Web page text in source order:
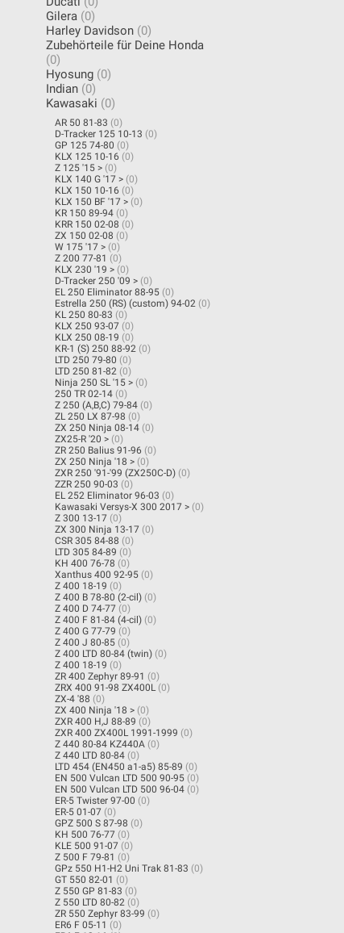
Gilera (0)
Harley Davidson (0)
Zubehörteile für Deine Honda
(0)
Hyosung (0)
Indian (0)
Kawasaki (0)
AR 50 81-83 (0)
D-Tracker 125 10-13 (0)
GP 125 74-80 (0)
KLX 125 10-16 (0)
Z 125 '15 > (0)
KLX 140 G '17 > (0)
KLX 150 10-16 (0)
KLX 150 BF '17 > (0)
KR 150 89-94 (0)
KRR 150 02-08 (0)
ZX 150 02-08 (0)
W 175 '17 > (0)
Z 200 77-81 (0)
KLX 230 '19 > (0)
D-Tracker 250 '09 > (0)
EL 250 Eliminator 88-95 (0)
Estrella 250 (RS) (custom) 94-02 (0)
KL 250 80-83 (0)
KLX 250 93-07 (0)
KLX 250 08-19 (0)
KR-1 (S) 250 88-92 (0)
LTD 250 79-80 (0)
LTD 250 81-82 (0)
Ninja 250 SL '15 > (0)
250 TR 02-14 (0)
Z 250 (A,B,C) 79-84 (0)
ZL 250 LX 87-98 (0)
ZX 250 Ninja 08-14 (0)
ZX25-R '20 > (0)
ZR 250 Balius 91-96 (0)
ZX 250 Ninja '18 > (0)
ZXR 250 '91-'99 (ZX250C-D) (0)
ZZR 250 90-03 (0)
EL 252 Eliminator 96-03 (0)
Kawasaki Versys-X 300 2017 > (0)
Z 300 13-17 (0)
ZX 300 Ninja 13-17 (0)
CSR 305 84-88 (0)
LTD 305 84-89 (0)
KH 400 76-78 (0)
Xanthus 400 92-95 (0)
Z 400 18-19 (0)
Z 400 B 78-80 (2-cil) (0)
Z 400 D 74-77 (0)
Z 400 F 81-84 (4-cil) (0)
Z 400 G 77-79 (0)
Z 400 J 80-85 (0)
Z 400 LTD 80-84 (twin) (0)
Z 400 18-19 (0)
ZR 400 Zephyr 89-91 (0)
ZRX 400 91-98 ZX400L (0)
ZX-4 '88 (0)
ZX 400 Ninja '18 > (0)
ZXR 400 H,J 88-89 (0)
ZXR 400 ZX400L 1991-1999 (0)
Z 440 80-84 KZ440A (0)
Z 440 LTD 80-84 (0)
LTD 454 (EN450 a1-a5) 85-89 (0)
EN 500 Vulcan LTD 500 90-95 (0)
EN 500 Vulcan LTD 500 96-04 (0)
ER-5 Twister 97-00 (0)
ER-5 01-07 (0)
GPZ 500 S 87-98 (0)
KH 500 76-77 (0)
KLE 500 91-07 (0)
Z 500 F 79-81 (0)
GPz 550 H1-H2 Uni Trak 81-83 (0)
GT 550 82-01 (0)
Z 550 GP 81-83 (0)
Z 550 LTD 80-82 (0)
ZR 550 Zephyr 83-99 (0)
ER6 F 05-11 (0)